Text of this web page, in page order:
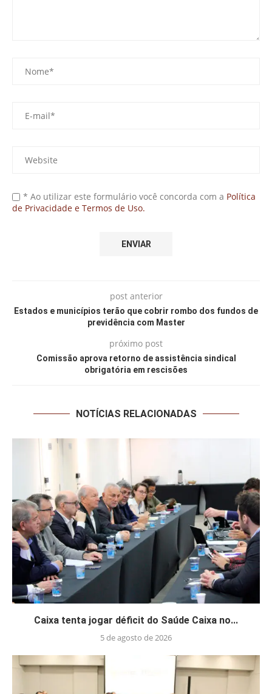
* Ao utilizar este formulário você concorda com a Política
de Privacidade e Termos de Uso.
post anterior
Estados e municípios terão que cobrir rombo dos fundos de
previdência com Master
próximo post
Comissão aprova retorno de assistência sindical
obrigatória em rescisões
NOTÍCIAS RELACIONADAS
Caixa tenta jogar déficit do Saúde Caixa no...
5 de agosto de 2026